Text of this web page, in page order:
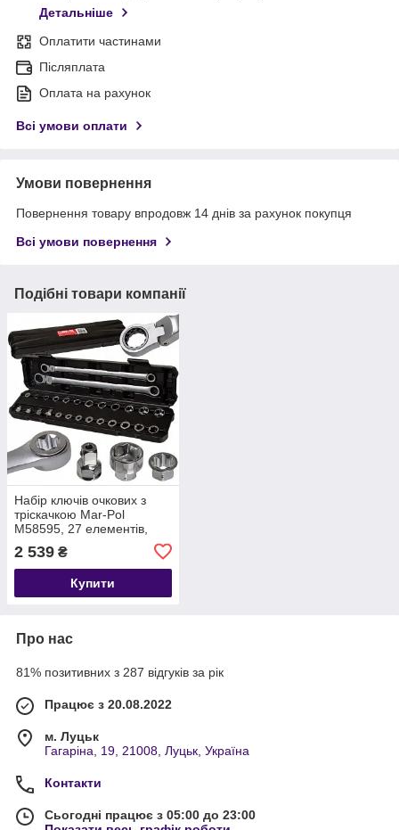
Детальніше
Оплатити частинами
Післяплата
Оплата на рахунок
Всі умови оплати
Умови повернення
Повернення товару впродовж 14 днів за рахунок покупця
Всі умови повернення
Подібні товари компанії
Набір ключів очкових з
тріскачкою Mar-Pol
M58595, 27 елементів,
головки 8-22 мм +
адаптери
2 539 ₴
Купити
Про нас
81% позитивних з 287 відгуків за рік
Працює з 20.08.2022
м. Луцьк
Гагаріна, 19, 21008, Луцьк, Україна
Контакти
Сьогодні працює з 05:00 до 23:00